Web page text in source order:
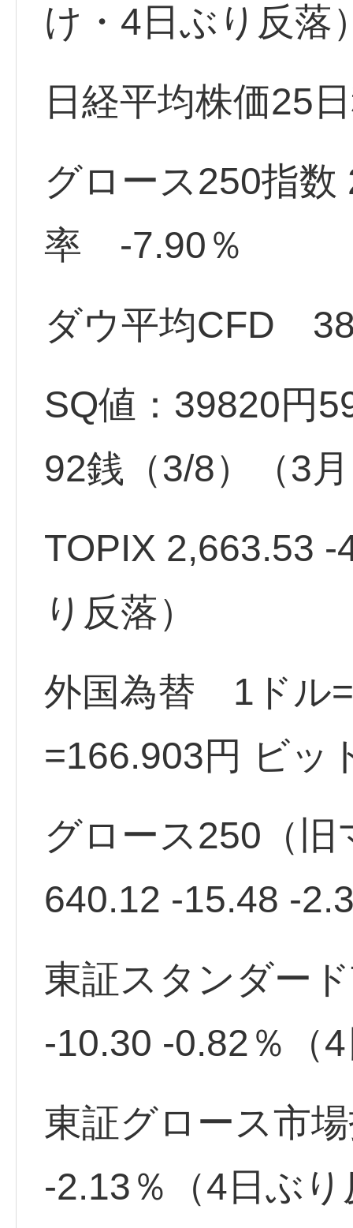
け・4日ぶり反落
日経平均株価25
グロース250指数
率 -7.90％
ダウ平均CFD
SQ値：39820円
92銭（3/8）（3
TOPIX 2,663.53
り反落）
外国為替 1ドル
=166.903円 ビッ
グロース250（
640.12 -15.48 -
東証スタンダー
-10.30 -0.82％（
東証グロース市
-2.13％（4日ぶり